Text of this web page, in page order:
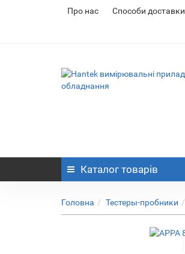
Про нас Cпособи доставки
Каталог товарів
Головна Тестеры-пробники